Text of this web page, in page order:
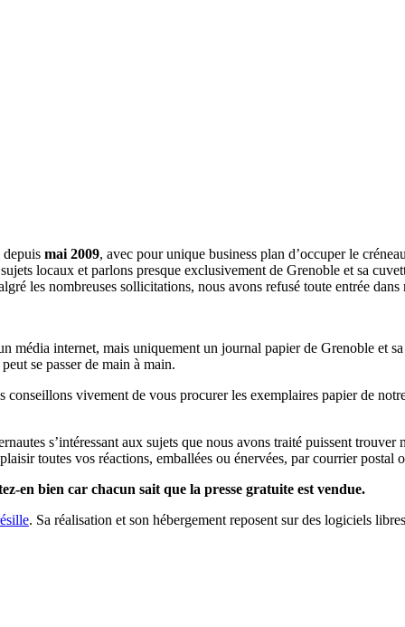
mai 2009, avec pour unique business plan d’occuper le
locaux et parlons presque exclusivement de Grenoble et sa
les nombreuses sollicitations, nous avons refusé toute entrée
média internet, mais uniquement un journal papier de Grenoble et
se passer de main à main.
conseillons vivement de vous procurer les exemplaires papier de
s’intéressant aux sujets que nous avons traité puissent
toutes vos réactions, emballées ou énervées, par courrier postal
en bien car chacun sait que la presse gratuite est vendue.
. Sa réalisation et son hébergement reposent sur des logiciels